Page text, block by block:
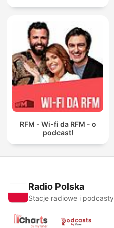
RFM - Wi-fi da RFM - o
podcast!
Radio Polska
Stacje radiowe i podcasty